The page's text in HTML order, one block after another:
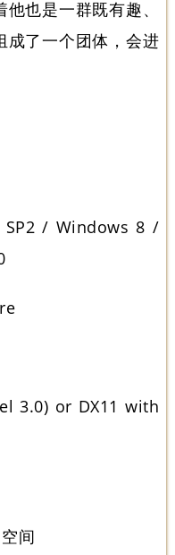
也是一群既有趣、
成了一个团体，会进
SP2 / Windows 8 /
3.0) or DX11 with
间